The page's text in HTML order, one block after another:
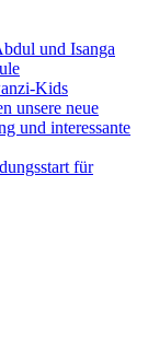
und Isanga
Kids
unsere neue
und interessante
für